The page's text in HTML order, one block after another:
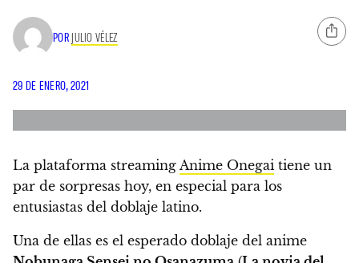
POR JULIO VÉLEZ
29 DE ENERO, 2021
La plataforma streaming Anime Onegai tiene un
par de sorpresas hoy, en especial para los
entusiastas del doblaje latino.
Una de ellas es el esperado doblaje del anime